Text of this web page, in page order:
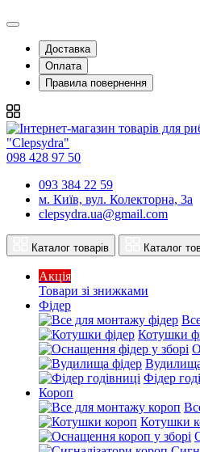
Доставка
Оплата
Правила повернення
098 428 97 50
093 384 22 59
м. Київ, вул. Колекторна, 3а
clepsydra.ua@gmail.com
Каталог товарів Каталог
Акція
Товари зі знижками
Фідер
Котушки
Фідер
Короп
Котушки